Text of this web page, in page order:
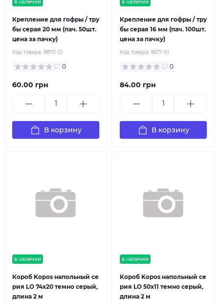
в наличии
Крепление для гофры / тру
бы серая 20 мм (пач. 50шт.
цена за пачку)
Код товара: 8870-01
0
60.00 грн
В корзину
в наличии
Крепление для гофры / тру
бы серая 16 мм (пач. 100шт.
цена за пачку)
Код товара: 8671-01
0
84.00 грн
В корзину
в наличии
Короб Kopos напольный се
рия LО 74х20 темно серый,
длина 2 м
в наличии
Короб Kopos напольный се
рия LО 50х11 темно серый,
длина 2 м